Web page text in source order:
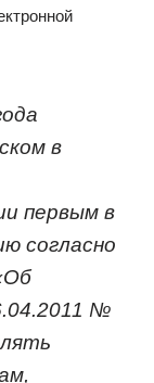
в
первым в
согласно
№